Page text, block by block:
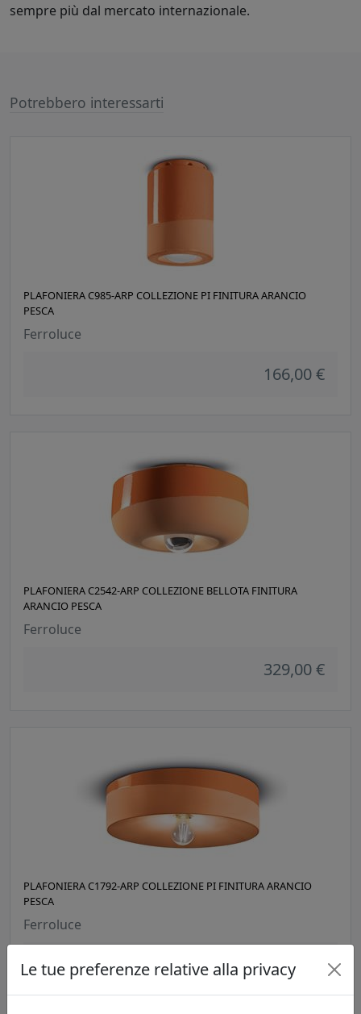
sempre più dal mercato internazionale.
Potrebbero interessarti
PLAFONIERA C985-ARP COLLEZIONE PI FINITURA ARANCIO
PESCA
Ferroluce
166,00 €
PLAFONIERA C2542-ARP COLLEZIONE BELLOTA FINITURA
ARANCIO PESCA
Ferroluce
329,00 €
PLAFONIERA C1792-ARP COLLEZIONE PI FINITURA ARANCIO
PESCA
Ferroluce
376,00 €
Le tue preferenze relative alla privacy